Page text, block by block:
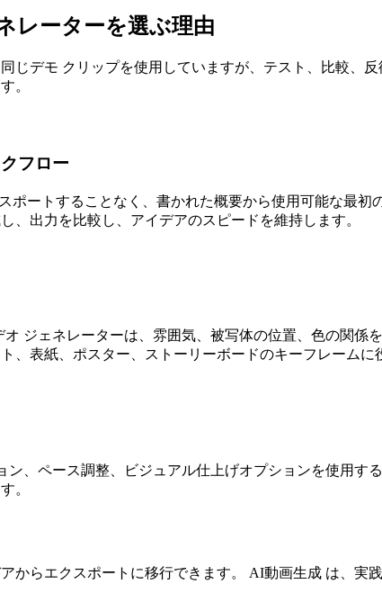
レーターを選ぶ理由
じデモ クリップを使用していますが、テスト、比較、
。
フロー
ポートすることなく、書かれた概要から使用可能な最
、出力を比較し、アイデアのスピードを維持します。
ジェネレーターは、雰囲気、被写体の位置、色の関係
、表紙、ポスター、ストーリーボードのキーフレームに
、ペース調整、ビジュアル仕上げオプションを使用す
。
からエクスポートに移行できます。 AI動画生成 は、実